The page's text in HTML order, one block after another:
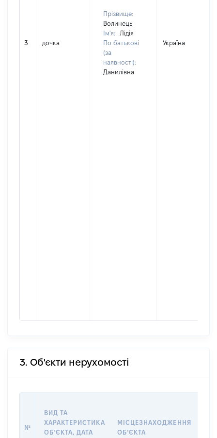
3 дочка
Прізвище:
Волинець
Ім'я:
Лідія
По батькові
(за
наявності):
Данилівна
Україна
3. Об'єкти нерухомості
№
ВИД ТА
ХАРАКТЕРИСТИКА
ОБʼЄКТА, ДАТА
МІСЦЕЗНАХОДЖЕННЯ
ОБʼЄКТА